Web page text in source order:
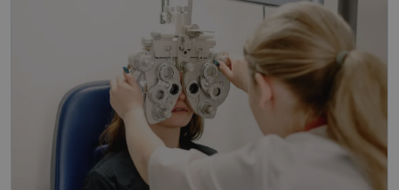
Mārketinga
sīkdatnes
Funkcionālās
sīkdatnes
Nepieciešamās sīkdatnes